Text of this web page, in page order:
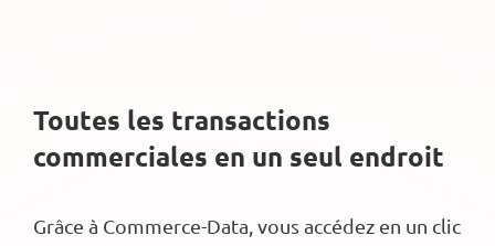
Toutes les transactions
commerciales en un seul endroit
Grâce à Commerce-Data, vous accédez en un clic